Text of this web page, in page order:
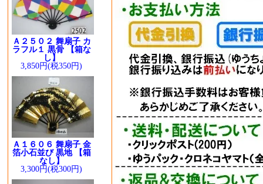
Ａ２５０２ 舞扇子 カ
ラフル１ 黒骨 【箱な
し】
3,850円(税350円)
Ａ１６０６ 舞扇子 金
箔小石並び 黒地 【箱
なし】
3,300円(税300円)